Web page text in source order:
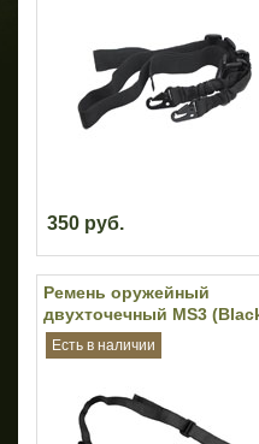
350 руб.
Есть в наличии
Ремень оружейный
двухточечный MS3